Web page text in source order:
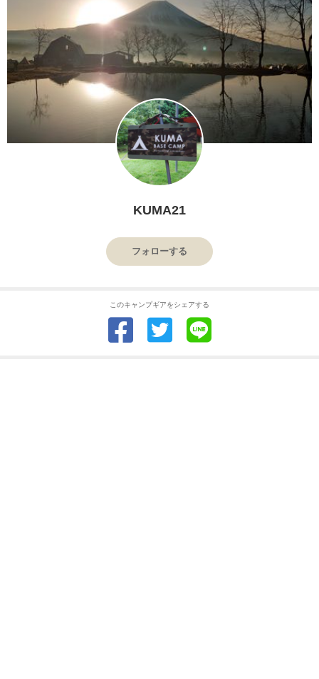
KUMA21
フォローする
このキャンプギアをシェアする